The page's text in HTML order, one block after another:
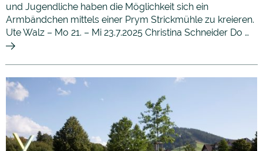
und Jugendliche haben die Möglichkeit sich ein
Armbändchen mittels einer Prym Strickmühle zu kreieren.
Ute Walz – Mo 21. – Mi 23.7.2025 Christina Schneider Do …